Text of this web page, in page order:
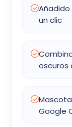
un clic
oscuros
Google